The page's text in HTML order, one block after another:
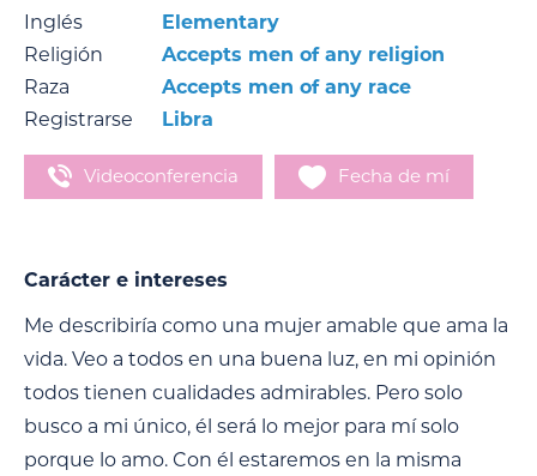
Inglés
Elementary
Religión
Accepts men of any religion
Raza
Accepts men of any race
Registrarse
Libra
Videoconferencia Fecha de mí
Carácter e intereses
Me describiría como una mujer amable que ama la
vida. Veo a todos en una buena luz, en mi opinión
todos tienen cualidades admirables. Pero solo
busco a mi único, él será lo mejor para mí solo
porque lo amo. Con él estaremos en la misma